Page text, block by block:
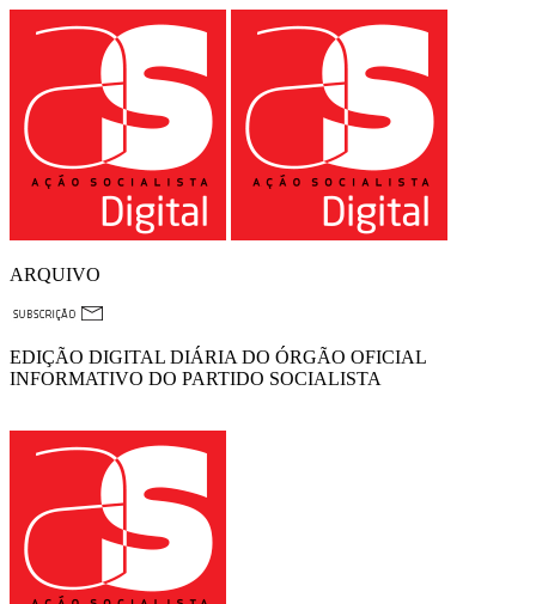
ARQUIVO
EDIÇÃO DIGITAL DIÁRIA DO ÓRGÃO OFICIAL
INFORMATIVO DO PARTIDO SOCIALISTA